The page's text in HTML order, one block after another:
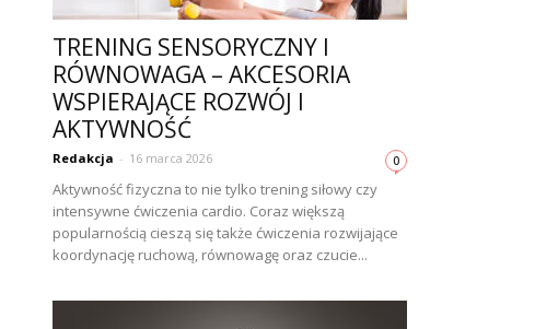
TRENING SENSORYCZNY I
RÓWNOWAGA – AKCESORIA
WSPIERAJĄCE ROZWÓJ I
AKTYWNOŚĆ
Redakcja - 16 marca 2026 0
Aktywność fizyczna to nie tylko trening siłowy czy
intensywne ćwiczenia cardio. Coraz większą
popularnością cieszą się także ćwiczenia rozwijające
koordynację ruchową, równowagę oraz czucie...